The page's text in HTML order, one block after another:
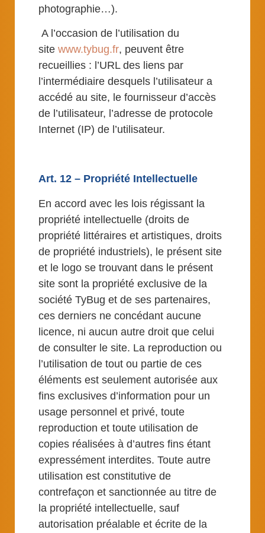
photographie…).
A l’occasion de l’utilisation du
site www.tybug.fr, peuvent être
recueillies : l’URL des liens par
l’intermédiaire desquels l’utilisateur a
accédé au site, le fournisseur d’accès
de l’utilisateur, l’adresse de protocole
Internet (IP) de l’utilisateur.
Art. 12 – Propriété Intellectuelle
En accord avec les lois régissant la
propriété intellectuelle (droits de
propriété littéraires et artistiques, droits
de propriété industriels), le présent site
et le logo se trouvant dans le présent
site sont la propriété exclusive de la
société TyBug et de ses partenaires,
ces derniers ne concédant aucune
licence, ni aucun autre droit que celui
de consulter le site. La reproduction ou
l’utilisation de tout ou partie de ces
éléments est seulement autorisée aux
fins exclusives d’information pour un
usage personnel et privé, toute
reproduction et toute utilisation de
copies réalisées à d’autres fins étant
expressément interdites. Toute autre
utilisation est constitutive de
contrefaçon et sanctionnée au titre de
la propriété intellectuelle, sauf
autorisation préalable et écrite de la